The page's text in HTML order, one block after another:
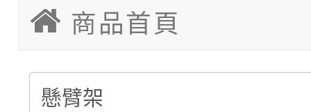
塑膠棧板販售
後推式料架販售可依需
商品首頁